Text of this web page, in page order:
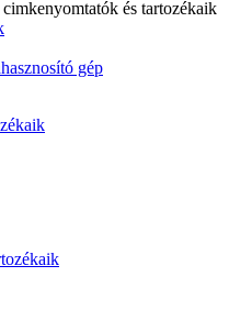
és tartozékaik
gép